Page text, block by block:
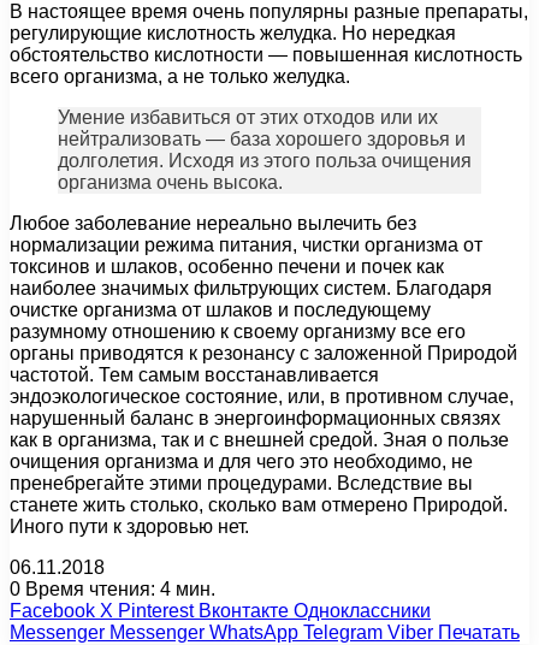
В настоящее время очень популярны разные препараты,
регулирующие кислотность желудка. Но нередкая
обстоятельство кислотности — повышенная кислотность
всего организма, а не только желудка.
Умение избавиться от этих отходов или их
нейтрализовать — база хорошего здоровья и
долголетия. Исходя из этого польза очищения
организма очень высока.
Любое заболевание нереально вылечить без
нормализации режима питания, чистки организма от
токсинов и шлаков, особенно печени и почек как
наиболее значимых фильтрующих систем. Благодаря
очистке организма от шлаков и последующему
разумному отношению к своему организму все его
органы приводятся к резонансу с заложенной Природой
частотой. Тем самым восстанавливается
эндоэкологическое состояние, или, в противном случае,
нарушенный баланс в энергоинформационных связях
как в организма, так и с внешней средой. Зная о пользе
очищения организма и для чего это необходимо, не
пренебрегайте этими процедурами. Вследствие вы
станете жить столько, сколько вам отмерено Природой.
Иного пути к здоровью нет.
06.11.2018
0 Время чтения: 4 мин.
Facebook X Pinterest Вконтакте Одноклассники
Messenger Messenger WhatsApp Telegram Viber Печатать